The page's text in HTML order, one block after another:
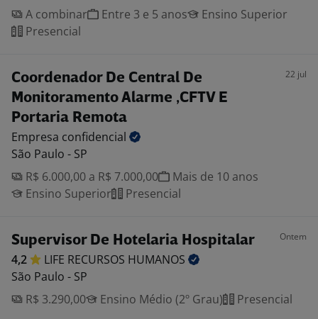
A combinar
Entre 3 e 5 anos
Ensino Superior
Presencial
Coordenador De Central De
Monitoramento Alarme ,CFTV E
Portaria Remota
22 jul
Empresa confidencial
São Paulo - SP
R$ 6.000,00 a R$ 7.000,00
Mais de 10 anos
Ensino Superior
Presencial
Supervisor De Hotelaria Hospitalar Ontem
4,2 LIFE RECURSOS HUMANOS
São Paulo - SP
R$ 3.290,00
Ensino Médio (2º Grau) Presencial